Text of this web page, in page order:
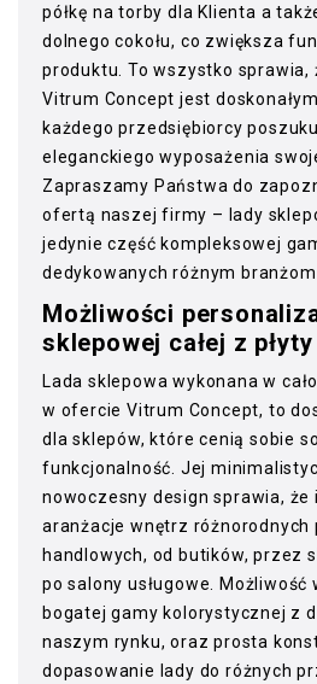
półkę na torby dla Klienta a
dolnego cokołu, co zwiększa
produktu. To wszystko sprawia,
Vitrum Concept jest
każdego przedsiębiorcy
eleganckiego wyposażenia
Zapraszamy Państwa do
ofertą naszej firmy – lady
jedynie część kompleksowej
dedykowanych różnym branżom.
Możliwości
sklepowej całej z płyty
Lada sklepowa wykonana w
w ofercie Vitrum Concept, to
dla sklepów, które cenią sobie
funkcjonalność. Jej
nowoczesny design sprawia, że
aranżacje wnętrz różnorodnych
handlowych, od butików, przez
po salony usługowe. Możliwość
bogatej gamy kolorystycznej z
naszym rynku, oraz prosta
dopasowanie lady do różnych